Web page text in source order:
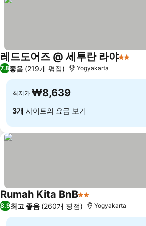
레드도어즈 @ 세투란 라야2 성급
7.8좋음 (219개 평점) Yogyakarta
최저가 ₩8,639
3개 사이트의 요금 보기
Rumah Kita BnB2 성급
8.9최고 좋음 (260개 평점) Yogyakarta